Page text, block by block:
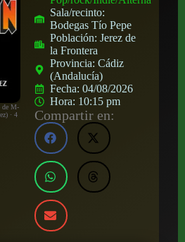
de M-
· 4
Sala/recinto:
Bodegas Tío Pepe
Población:Jerez de
la Frontera
Provincia:Cádiz
(Andalucía)
Fecha:04/08/2026
Hora: 10:15 pm
Compartir en: